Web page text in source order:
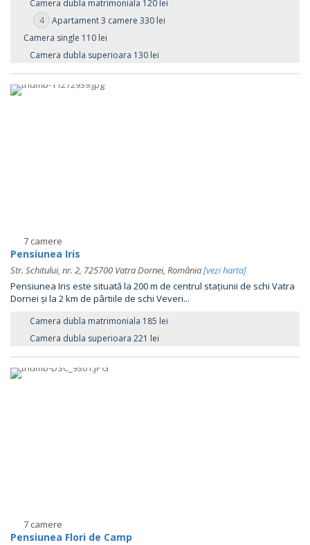
Camera dubla matrimoniala 120 lei
4
Apartament 3 camere 330 lei
Camera single 110 lei
Camera dubla superioara 130 lei
7 camere
Pensiunea Iris
Str. Schitului, nr. 2, 725700 Vatra Dornei, România[vezi harta]
Pensiunea Iris este situată la 200 m de centrul stațiunii de schi Vatra
Dornei și la 2 km de pârtiile de schi Veveri...
Camera dubla matrimoniala 185 lei
Camera dubla superioara 221 lei
7 camere
Pensiunea Flori de Camp